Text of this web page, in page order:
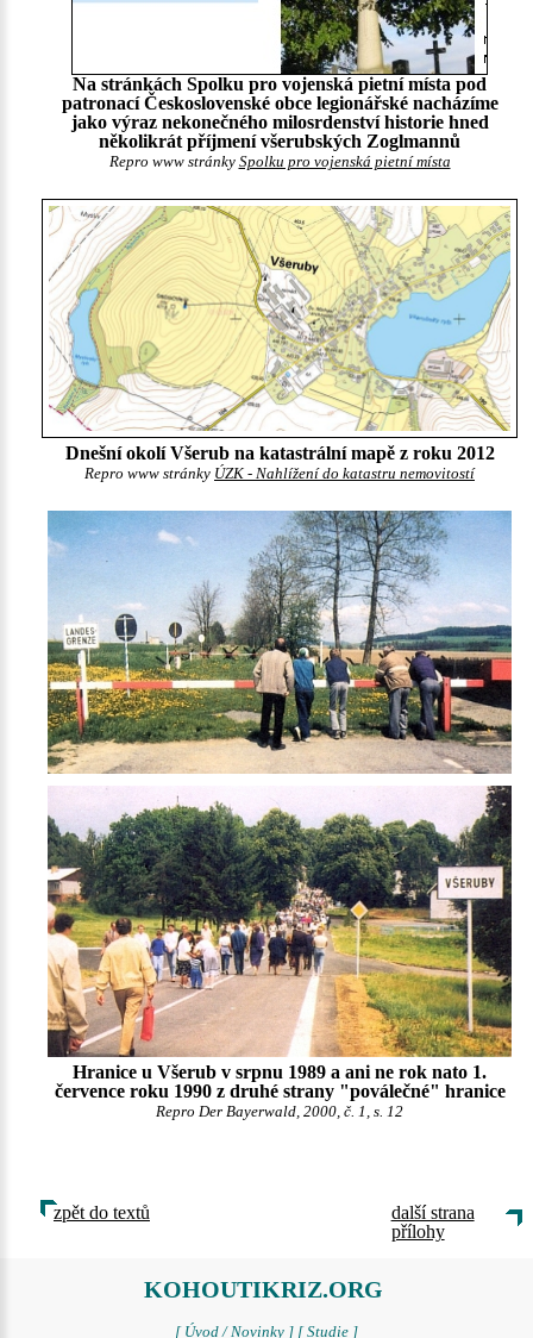
Na stránkách Spolku pro vojenská pietní místa pod
patronací Československé obce legionářské nacházíme
jako výraz nekonečného milosrdenství historie hned
několikrát příjmení všerubských Zoglmannů
Repro www stránky Spolku pro vojenská pietní místa
Dnešní okolí Všerub na katastrální mapě z roku 2012
Repro www stránky ÚZK - Nahlížení do katastru nemovitostí
Hranice u Všerub v srpnu 1989 a ani ne rok nato 1.
července roku 1990 z druhé strany "poválečné" hranice
Repro Der Bayerwald, 2000, č. 1, s. 12
zpět do textů
další strana
přílohy
KOHOUTIKRIZ.ORG
[ Úvod / Novinky ] [ Studie ]